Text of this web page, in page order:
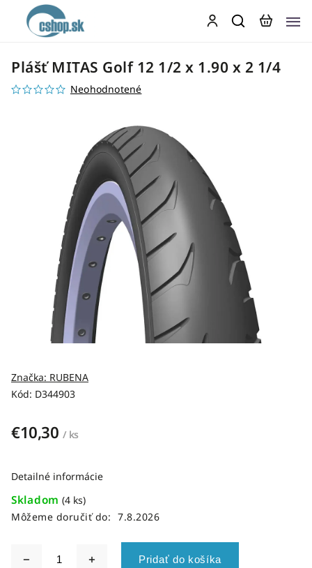
Plášť MITAS Golf 12 1/2 x 1.90 x 2 1/4
Neohodnotené
Kód: D344903
Značka: RUBENA
€10,30 / ks
Skladom (4 ks)
Môžeme doručiť do: 7.8.2026
Pridať do košíka
Detailné informácie